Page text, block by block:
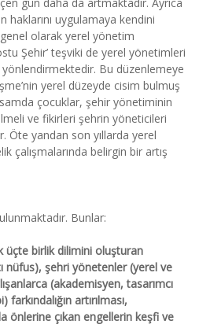
haklarını uygulamaya kendini
olarak yerel yönetim
Şehir’ teşviki de yerel yönetimleri
Bu düzenlemeye
yerel düzeyde cisim bulmuş
çocuklar, şehir yönetiminin
ve fikirleri şehrin yöneticileri
Öte yandan son yıllarda yerel
çalışmalarında belirgin bir artış
Bunlar:
üçte birlik dilimini oluşturan
nüfus), şehri yönetenler (yerel ve
(akademisyen, tasarımcı
artırılması,
önlerine çıkan engellerin keşfi ve